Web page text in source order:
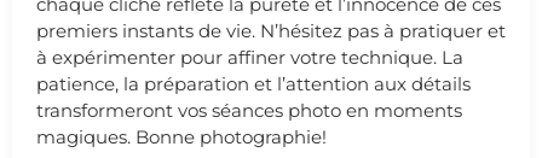
premiers instants de vie. N’hésitez pas à pratiquer et
à expérimenter pour affiner votre technique. La
patience, la préparation et l’attention aux détails
transformeront vos séances photo en moments
magiques. Bonne photographie!